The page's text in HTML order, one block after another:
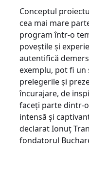
Conceptul
cea mai mare
program într-o
poveștile și
autentifică
exemplu, pot fi un
prelegerile și
încurajare, de
faceți parte dintr-
intensă și
declarat Ionuț
fondatorul